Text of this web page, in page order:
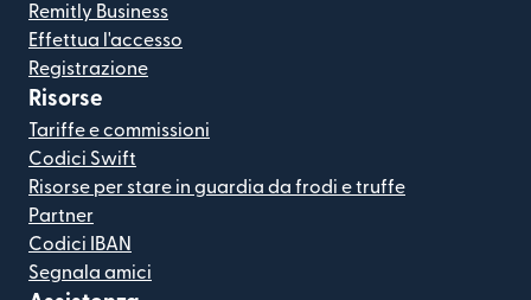
Remitly Business
Effettua l'accesso
Registrazione
Risorse
Tariffe e commissioni
Codici Swift
Risorse per stare in guardia da frodi e truffe
Partner
Codici IBAN
Segnala amici